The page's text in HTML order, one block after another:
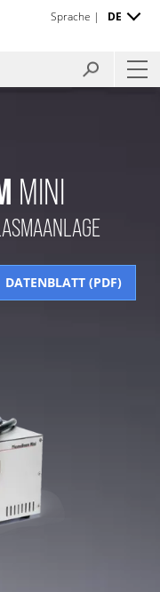
Sprache | DE
MINI
DATENBLATT (PDF)